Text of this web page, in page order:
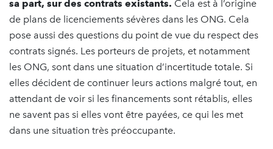
sa part, sur des contrats existants. Cela est à l’origine
de plans de licenciements sévères dans les ONG. Cela
pose aussi des questions du point de vue du respect des
contrats signés. Les porteurs de projets, et notamment
les ONG, sont dans une situation d’incertitude totale. Si
elles décident de continuer leurs actions malgré tout, en
attendant de voir si les financements sont rétablis, elles
ne savent pas si elles vont être payées, ce qui les met
dans une situation très préoccupante.